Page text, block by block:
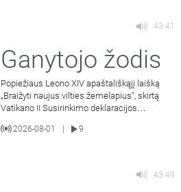
43:41
Ganytojo žodis
Popiežiaus Leono XIV apaštališkąjį laišką
„Braižyti naujus vilties žemėlapius“, skirtą
Vatikano II Susirinkimo deklaracijos
2026-08-01 9
43:49